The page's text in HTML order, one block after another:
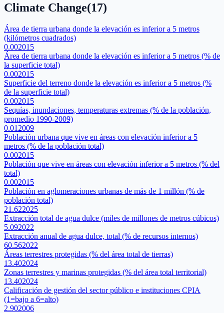
Climate Change(17)
Área de tierra urbana donde la elevación es inferior a 5 metros
(kilómetros cuadrados)
0.002015
Área de tierra urbana donde la elevación es inferior a 5 metros (% de
la superficie total)
0.002015
Superficie del terreno donde la elevación es inferior a 5 metros (%
de la superficie total)
0.002015
Sequías, inundaciones, temperaturas extremas (% de la población,
promedio 1990-2009)
0.01 2009
Población urbana que vive en áreas con elevación inferior a 5
metros (% de la población total)
0.002015
Población que vive en áreas con elevación inferior a 5 metros (% del
total)
0.002015
Población en aglomeraciones urbanas de más de 1 millón (% de
población total)
21.622025
Extracción total de agua dulce (miles de millones de metros cúbicos)
5.092022
Extracción anual de agua dulce, total (% de recursos internos)
60.562022
Áreas terrestres protegidas (% del área total de tierras)
13.402024
Zonas terrestres y marinas protegidas (% del área total territorial)
13.402024
Calificación de gestión del sector público e instituciones CPIA
(1=bajo a 6=alto)
2.902006